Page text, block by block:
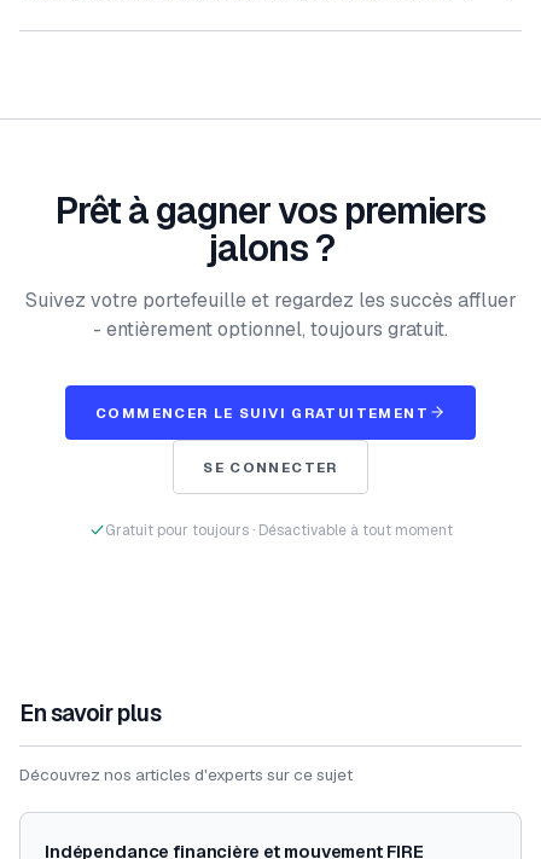
Prêt à gagner vos premiers
jalons ?
Suivez votre portefeuille et regardez les succès affluer
- entièrement optionnel, toujours gratuit.
COMMENCER LE SUIVI GRATUITEMENT
SE CONNECTER
Gratuit pour toujours · Désactivable à tout moment
En savoir plus
Découvrez nos articles d'experts sur ce sujet
Indépendance financière et mouvement FIRE